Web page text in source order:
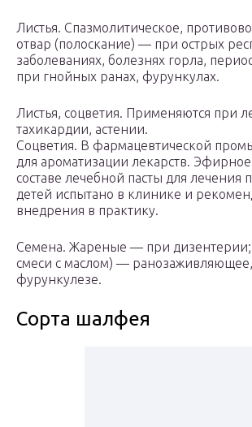
Листья. Спазмолитическое,
отвар (полоскание) — при острых
заболеваниях, болезнях горла,
при гнойных ранах, фурункулах.
Листья, соцветия. Применяются при
тахикардии, астении.
Соцветия. В фармацевтической
для ароматизации лекарств.
составе лечебной пасты для лечения
детей испытано в клинике и
внедрения в практику.
Семена. Жареные — при дизентерии;
смеси с маслом) —
фурункулезе.
Сорта шалфея